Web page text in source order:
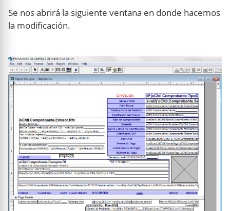
Se nos abrirá la siguiente ventana en donde hacemos
la modificación.